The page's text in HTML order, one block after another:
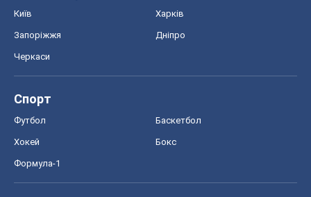
Київ Харків
Запоріжжя Дніпро
Черкаси
Спорт
Футбол Баскетбол
Хокей Бокс
Формула-1